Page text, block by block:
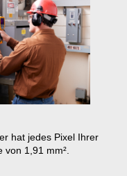
hat jedes Pixel Ihrer
1,91 mm².